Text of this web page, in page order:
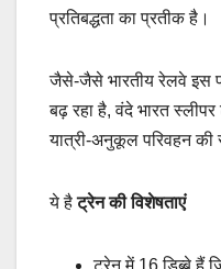
प्रतिबद्धता का प्रतीक है।
जैसे-जैसे भारतीय रेलवे इस
बढ़ रहा है, वंदे भारत
यात्री-अनुकूल परिवहन की
ये हैट्रेन की विशेषताएं
ट्रेन में 16 डिब्बे हैं